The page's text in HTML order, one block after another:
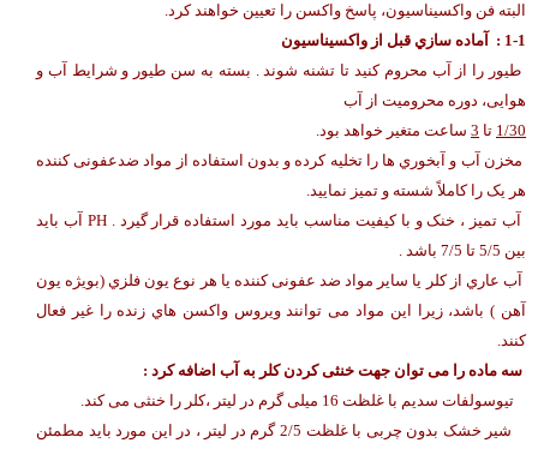
البته فن واکسیناسیون، پاسخ واکسن را تعیین خواهند کرد.
1-1 : آماده سازي قبل از واکسیناسیون
طیور را از آب محروم کنید تا تشنه شوند . بسته به سن طیور و شرایط آب و
هوایی، دوره محرومیت از آب
1/30 تا 3 ساعت متغیر خواهد بود.
مخزن آب و آبخوري ها را تخلیه کرده و بدون استفاده از مواد ضدعفونی کننده
هر یک را کاملاً شسته و تمیز نمایید.
آب تمیز ، خنک و با کیفیت مناسب باید مورد استفاده قرار گیرد . PH آب باید
بین 5/5 تا 7/5 باشد .
آب عاري از کلر یا سایر مواد ضد عفونی کننده یا هر نوع یون فلزي (بویژه یون
آهن ) باشد، زیرا این مواد می توانند ویروس واکسن هاي زنده را غیر فعال
کنند.
سه ماده را می توان جهت خنثی کردن کلر به آب اضافه کرد :
تیوسولفات سدیم با غلظت 16 میلی گرم در لیتر ،کلر را خنثی می کند.
شیر خشک بدون چربی با غلظت 2/5 گرم در لیتر ، در این مورد باید مطمئن